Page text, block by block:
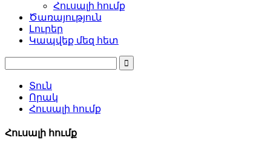
Հուսալի հումք
Ծառայություն
Լուրեր
Կապվեք մեզ հետ
Տուն
Որակ
Հուսալի հումք
Հուսալի հումք